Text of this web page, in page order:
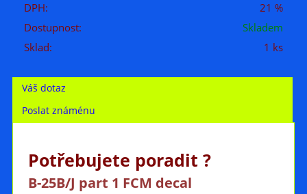
DPH:
21 %
Dostupnost:
Skladem
Sklad:
1 ks
Váš dotaz
Poslat známénu
Potřebujete poradit ?
B-25B/J part 1 FCM decal